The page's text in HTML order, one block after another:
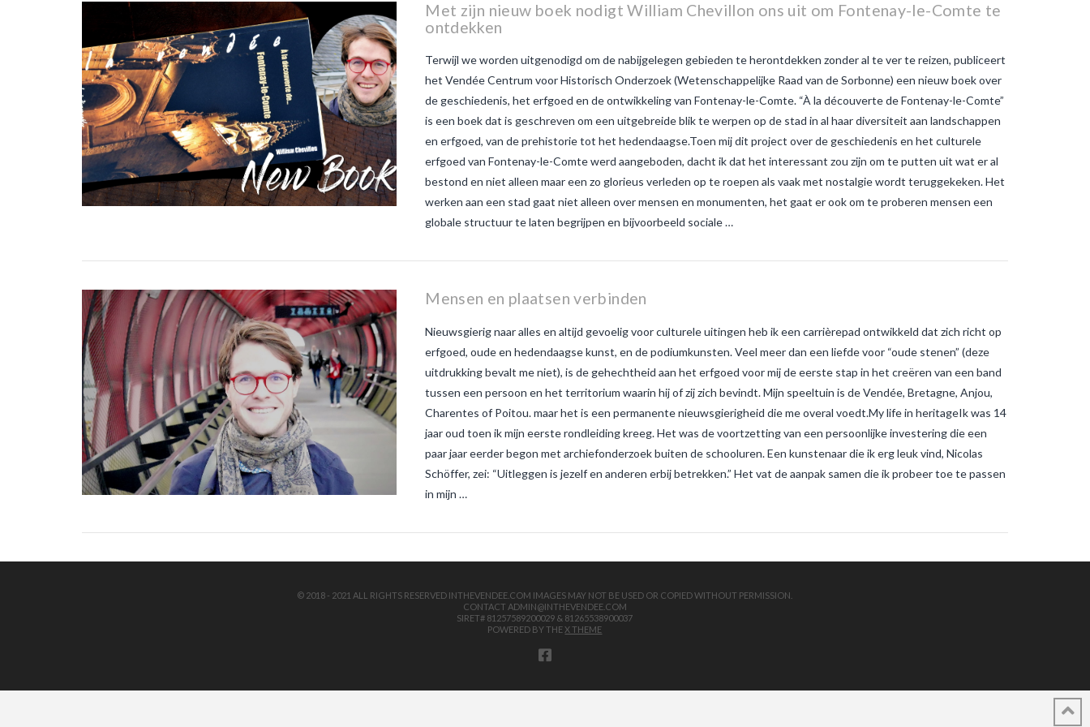
beaujolais nouveau
muggen in de hand wat is het
tijgermuggenbeten? Welke
strategieën zijn er gepland om
tijgermuggen uit te roeien?
in-frankrijk wonen-vendee
Met zijn nieuw boek nodigt William Chevillon ons uit om Fontenay-le-Comte te
ontdekken
Terwijl we worden uitgenodigd om de nabijgelegen gebieden te herontdekken zonder al te ver te reizen, publiceert
het Vendée Centrum voor Historisch Onderzoek (Wetenschappelijke Raad van de Sorbonne) een nieuw boek over
de geschiedenis, het erfgoed en de ontwikkeling van Fontenay-le-Comte. “À la découverte de Fontenay-le-Comte”
is een boek dat is geschreven om een uitgebreide blik te werpen op de stad in al haar diversiteit aan landschappen
en erfgoed, van de prehistorie tot het hedendaagse.Toen mij dit project over de geschiedenis en het culturele
erfgoed van Fontenay-le-Comte werd aangeboden, dacht ik dat het interessant zou zijn om te putten uit wat er al
bestond en niet alleen maar een zo glorieus verleden op te roepen als vaak met nostalgie wordt teruggekeken. Het
werken aan een stad gaat niet alleen over mensen en monumenten, het gaat er ook om te proberen mensen een
globale structuur te laten begrijpen en bijvoorbeeld sociale …
Mensen en plaatsen verbinden
Nieuwsgierig naar alles en altijd gevoelig voor culturele uitingen heb ik een carrièrepad ontwikkeld dat zich richt op
erfgoed, oude en hedendaagse kunst, en de podiumkunsten. Veel meer dan een liefde voor “oude stenen” (deze
uitdrukking bevalt me niet), is de gehechtheid aan het erfgoed voor mij de eerste stap in het creëren van een band
tussen een persoon en het territorium waarin hij of zij zich bevindt. Mijn speeltuin is de Vendée, Bretagne, Anjou,
Charentes of Poitou. maar het is een permanente nieuwsgierigheid die me overal voedt.My life in heritageIk was 14
jaar oud toen ik mijn eerste rondleiding kreeg. Het was de voortzetting van een persoonlijke investering die een
paar jaar eerder begon met archiefonderzoek buiten de schooluren. Een kunstenaar die ik erg leuk vind, Nicolas
Schöffer, zei: “Uitleggen is jezelf en anderen erbij betrekken.” Het vat de aanpak samen die ik probeer toe te passen
in mijn …
© 2018 - 2021 ALL RIGHTS RESERVED INTHEVENDEE.COM IMAGES MAY NOT BE USED OR COPIED WITHOUT PERMISSION.
CONTACT ADMIN@INTHEVENDEE.COM
SIRET# 81257589200029 & 81265538900037
POWERED BY THEX THEME